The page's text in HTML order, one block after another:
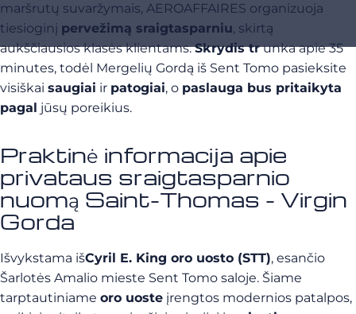
maršrutų suvaržymais, AEROAFFAIRES organizuoja
tiesioginį pervežimą sraigtasparniu, skirtą
aukščiausios klasės klientams.Skrydis trunka apie 35
minutes, todėl Mergelių Gordą iš Sent Tomo pasieksite
visiškai saugiai ir patogiai, o paslauga bus pritaikyta
pagal jūsų poreikius.
Praktinė informacija apie
privataus sraigtasparnio
nuomą Saint-Thomas - Virgin
Gorda
Išvykstama išCyril E. King oro uosto (STT), esančio
Šarlotės Amalio mieste Sent Tomo saloje. Šiame
tarptautiniame oro uoste įrengtos modernios patalpos,